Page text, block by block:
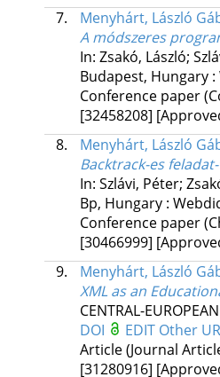
7.
Menyhárt, László
A módszeres
In: Zsakó, László;
Budapest, Hungary :
Conference paper
[32458208]
8.
Menyhárt, László
Backtrack-es
In: Szlávi, Péter;
Bp, Hungary :
Conference paper
[30466999]
9.
Menyhárt, László
XML as an
CENTRAL-
DOI
EDIT Other
Article (Journal
[31280916]